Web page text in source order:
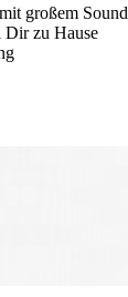
großem Sound
Dir zu Hause